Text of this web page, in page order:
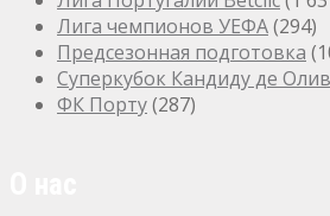
Лига чемпионов УЕФА(294)
Предсезонная подготовка
Суперкубок Кандиду де
ФК Порту(287)